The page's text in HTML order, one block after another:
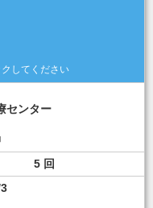
センター
5